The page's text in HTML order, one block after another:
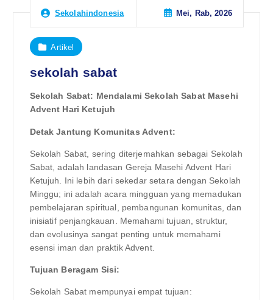
Sekolahindonesia Mei, Rab, 2026
Artikel
sekolah sabat
Sekolah Sabat: Mendalami Sekolah Sabat Masehi
Advent Hari Ketujuh
Detak Jantung Komunitas Advent:
Sekolah Sabat, sering diterjemahkan sebagai Sekolah
Sabat, adalah landasan Gereja Masehi Advent Hari
Ketujuh. Ini lebih dari sekedar setara dengan Sekolah
Minggu; ini adalah acara mingguan yang memadukan
pembelajaran spiritual, pembangunan komunitas, dan
inisiatif penjangkauan. Memahami tujuan, struktur,
dan evolusinya sangat penting untuk memahami
esensi iman dan praktik Advent.
Tujuan Beragam Sisi:
Sekolah Sabat mempunyai empat tujuan: